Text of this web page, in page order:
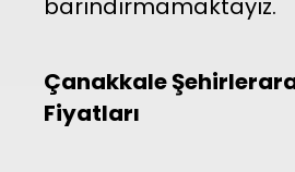
barındırmamaktayız.
Çanakkale
Fiyatları